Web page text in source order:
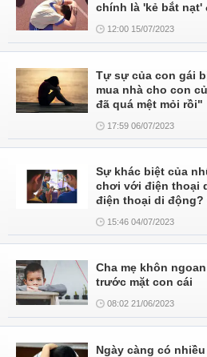
chính là 'kẻ bắt
12:00 15/07/2023
Tự sự của con gái
mua nhà cho con
đã quá mệt mỏi rồi"
17:59 06/07/2023
Sự khác biệt của
chơi với điện thoại
điện thoại di động?
15:46 04/07/2023
Cha mẹ khôn
trước mặt con cái
08:02 21/06/2023
Ngày càng có